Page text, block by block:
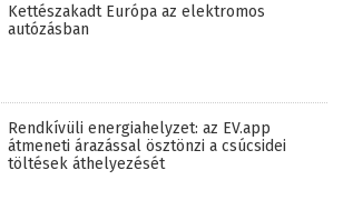
Kettészakadt Európa az elektromos
autózásban
Rendkívüli energiahelyzet: az EV.app
átmeneti árazással ösztönzi a csúcsidei
töltések áthelyezését